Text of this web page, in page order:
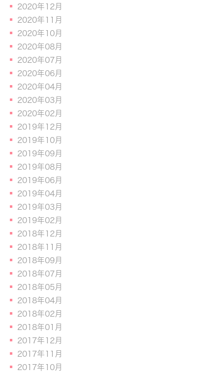
2020年12月
2020年11月
2020年10月
2020年08月
2020年07月
2020年06月
2020年04月
2020年03月
2020年02月
2019年12月
2019年10月
2019年09月
2019年08月
2019年06月
2019年04月
2019年03月
2019年02月
2018年12月
2018年11月
2018年09月
2018年07月
2018年05月
2018年04月
2018年02月
2018年01月
2017年12月
2017年11月
2017年10月